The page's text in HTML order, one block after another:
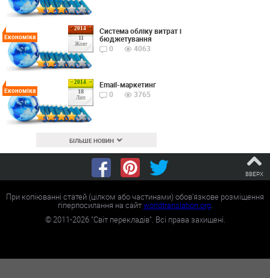
2014
11
Жовт
Економіка
Cистема обліку витрат і
бюджетування
0
4063
2014
18
Лип
Економіка
Email-маркетинг
0
3765
БІЛЬШЕ НОВИН
ВВЕРХ
При копіюванні статей (цілком або частинами) обов'язкове розміщення
гіперпосилання на сайтworldtranslation.org.
©2011-2026"Світ перекладів". Всі права захищені.